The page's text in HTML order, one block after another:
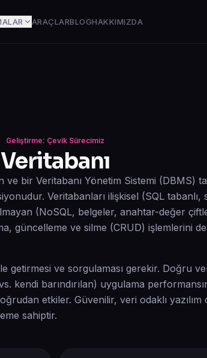
ARAÇLARBLOGHAKKIMIZDA
Geliştirme: Çevik Sürecimiz
Veritabanı
bir Veritabanı Yönetim Sistemi (DBMS)
Veritabanları ilişkisel (SQL tabanlı,
(NoSQL, belgeler, anahtar-değer
güncelleme ve silme (CRUD) işlemlerini
getirmesi ve sorgulaması gerekir. Doğru
kendi barındırılan) uygulama
etkiler. Güvenilir, veri odaklı
sahiptir.